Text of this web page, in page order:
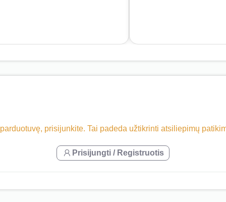
prisijunkite. Tai padeda užtikrinti atsiliepimų
Prisijungti / Registruotis